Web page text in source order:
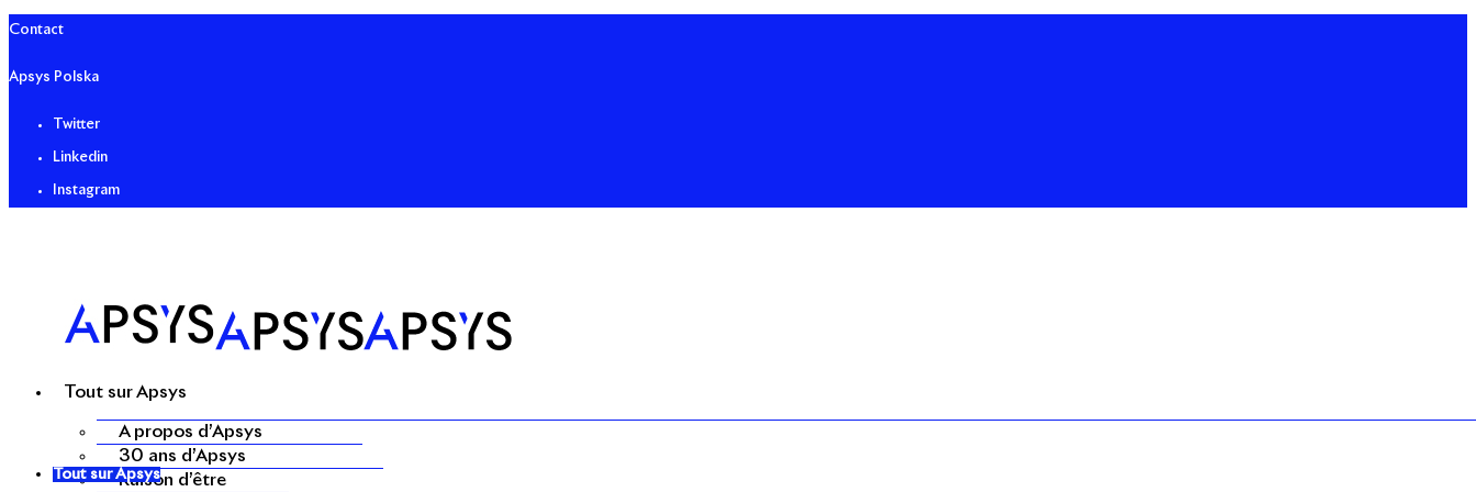
Contact
Apsys Polska
Twitter
Linkedin
Instagram
Tout sur Apsys
A propos d’Apsys
30 ans d’Apsys
Raison d’être
Tout sur Apsys